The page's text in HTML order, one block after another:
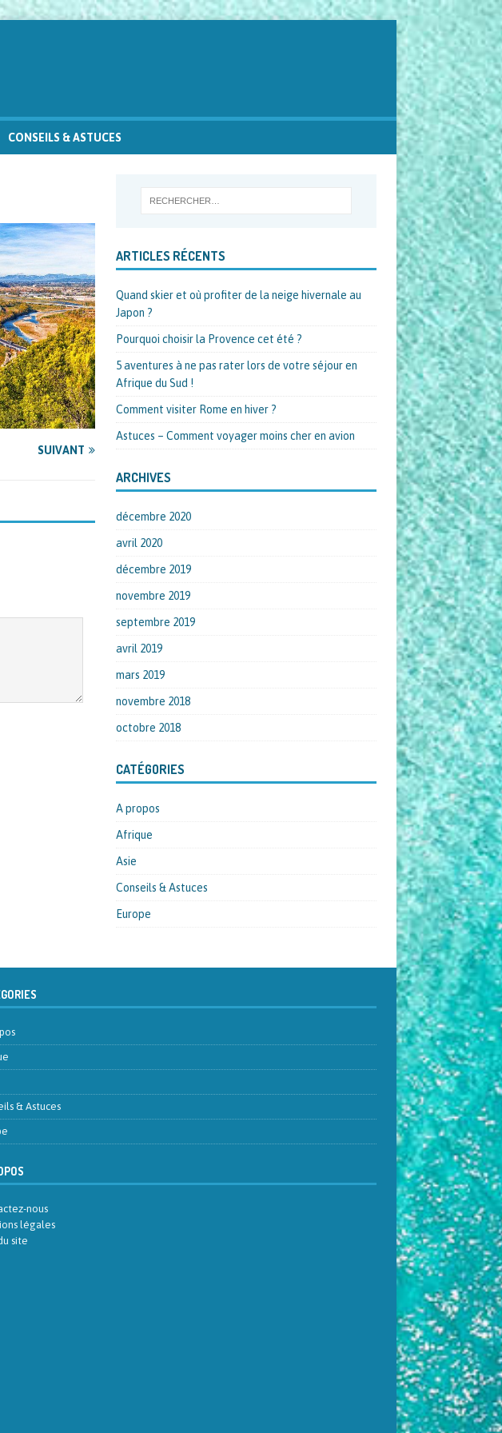
CONSEILS & ASTUCES
SUIVANT
ARTICLES RÉCENTS
Quand skier et où profiter de la neige hivernale au
Japon ?
Pourquoi choisir la Provence cet été ?
5 aventures à ne pas rater lors de votre séjour en
Afrique du Sud !
Comment visiter Rome en hiver ?
Astuces – Comment voyager moins cher en avion
ARCHIVES
décembre 2020
avril 2020
décembre 2019
novembre 2019
septembre 2019
avril 2019
mars 2019
novembre 2018
octobre 2018
CATÉGORIES
A propos
Afrique
Asie
Conseils & Astuces
Europe
& Astuces
nous
légales
site